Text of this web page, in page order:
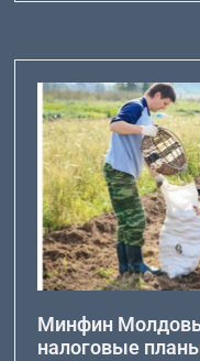
Минфин
налоговые